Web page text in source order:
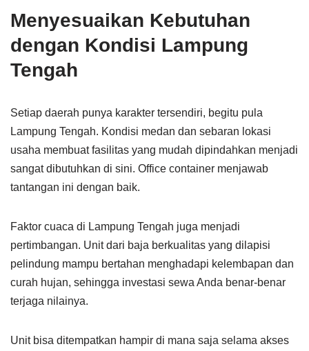
Menyesuaikan Kebutuhan
dengan Kondisi Lampung
Tengah
Setiap daerah punya karakter tersendiri, begitu pula
Lampung Tengah. Kondisi medan dan sebaran lokasi
usaha membuat fasilitas yang mudah dipindahkan menjadi
sangat dibutuhkan di sini. Office container menjawab
tantangan ini dengan baik.
Faktor cuaca di Lampung Tengah juga menjadi
pertimbangan. Unit dari baja berkualitas yang dilapisi
pelindung mampu bertahan menghadapi kelembapan dan
curah hujan, sehingga investasi sewa Anda benar-benar
terjaga nilainya.
Unit bisa ditempatkan hampir di mana saja selama akses